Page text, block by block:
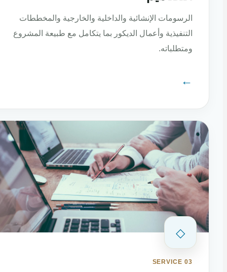
الرسومات الإنشائية والداخلية والخارجية والمخططات
التنفيذية وأعمال الديكور بما يتكامل مع طبيعة المشروع
ومتطلباته.
◇
SERVICE 03